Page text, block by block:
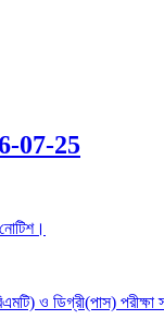
07-25
ও ডিগ্রী(পাস) পরীক্ষা